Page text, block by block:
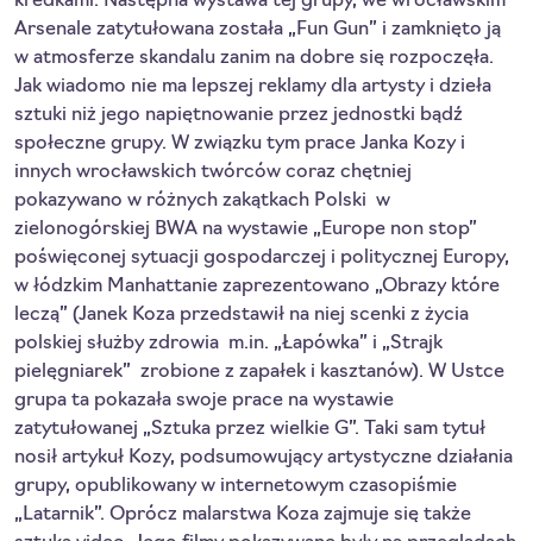
Arsenale zatytułowana została „Fun Gun” i zamknięto ją
w atmosferze skandalu zanim na dobre się rozpoczęła.
Jak wiadomo nie ma lepszej reklamy dla artysty i dzieła
sztuki niż jego napiętnowanie przez jednostki bądź
społeczne grupy. W związku tym prace Janka Kozy i
innych wrocławskich twórców coraz chętniej
pokazywano w różnych zakątkach Polski ­ w
zielonogórskiej BWA na wystawie „Europe non stop”
poświęconej sytuacji gospodarczej i politycznej Europy,
w łódzkim Manhattanie zaprezentowano „Obrazy które
leczą” (Janek Koza przedstawił na niej scenki z życia
polskiej służby zdrowia ­ m.in. „Łapówka” i „Strajk
pielęgniarek” ­ zrobione z zapałek i kasztanów). W Ustce
grupa ta pokazała swoje prace na wystawie
zatytułowanej „Sztuka przez wielkie G”. Taki sam tytuł
nosił artykuł Kozy, podsumowujący artystyczne działania
grupy, opublikowany w internetowym czasopiśmie
„Latarnik”. Oprócz malarstwa Koza zajmuje się także